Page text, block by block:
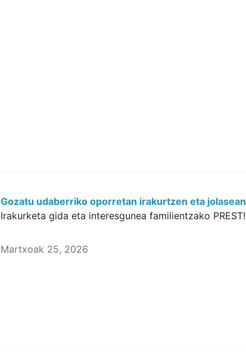
Gozatu udaberriko oporretan irakurtzen eta jolasean
Irakurketa gida eta interesgunea familientzako PREST!
Martxoak 25, 2026